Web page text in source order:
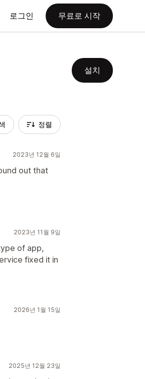
로그인 무료로 시작
설치
정렬
2023년 12월 6일
out that
2023년 11월 9일
of app,
fixed it in
2026년 1월 15일
2025년 12월 23일